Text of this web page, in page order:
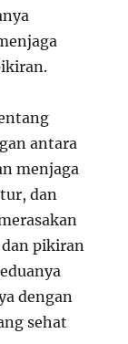
antara
menjaga
dan
pikiran
dengan
sehat